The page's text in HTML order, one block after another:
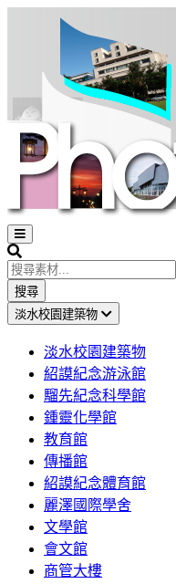
Open
sidebar
Search
搜尋
淡水校園建築物
淡水校園建築物
紹謨紀念游泳館
騮先紀念科學館
鍾靈化學館
教育館
傳播館
紹謨紀念體育館
麗澤國際學舍
文學館
會文館
商管大樓